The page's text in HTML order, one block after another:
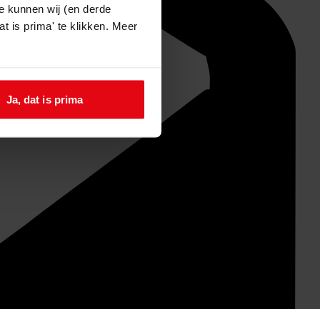
kunnen wij (en derde
is prima' te klikken. Meer
Ja, dat is prima